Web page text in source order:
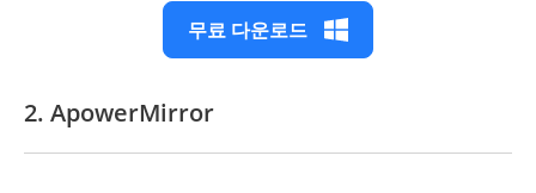
무료 다운로드
2. ApowerMirror